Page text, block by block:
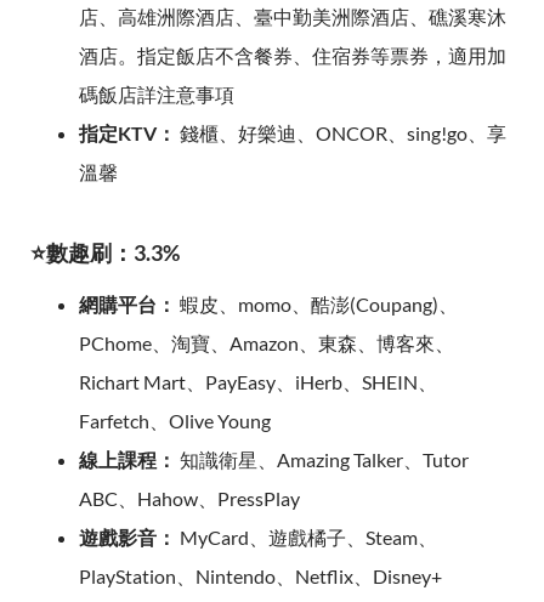
店、高雄洲際酒店、臺中勤美洲際酒店、礁溪寒沐
酒店。指定飯店不含餐券、住宿券等票券，適用加
碼飯店詳注意事項
指定KTV： 錢櫃、好樂迪、ONCOR、sing!go、享
溫馨
⭐數趣刷：3.3%
網購平台： 蝦皮、momo、酷澎(Coupang)、
PChome、淘寶、Amazon、東森、博客來、
Richart Mart、PayEasy、iHerb、SHEIN、
Farfetch、Olive Young
線上課程： 知識衛星、Amazing Talker、Tutor
ABC、Hahow、PressPlay
遊戲影音： MyCard、遊戲橘子、Steam、
PlayStation、Nintendo、Netflix、Disney+